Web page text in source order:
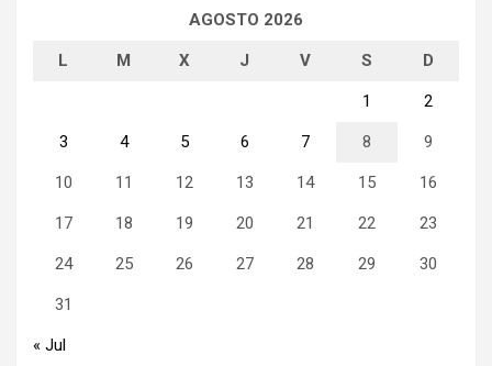
AGOSTO 2026
L M X J V S D
1 2
3 4 5 6 7 8 9
10 11 12 13 14 15 16
17 18 19 20 21 22 23
24 25 26 27 28 29 30
31
« Jul